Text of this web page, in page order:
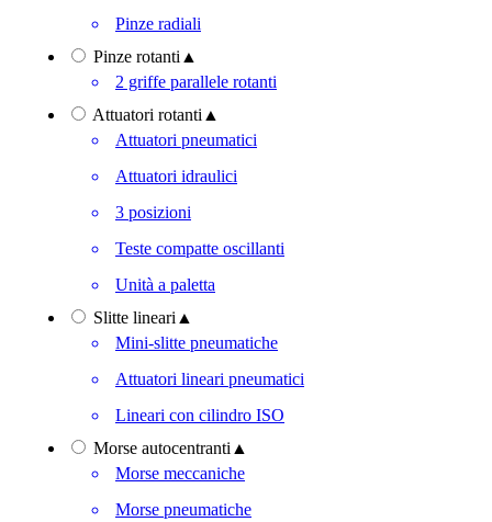
Pinze radiali
Pinze rotanti ▲
2 griffe parallele rotanti
Attuatori rotanti ▲
Attuatori pneumatici
Attuatori idraulici
3 posizioni
Teste compatte oscillanti
Unità a paletta
Slitte lineari ▲
Mini-slitte pneumatiche
Attuatori lineari pneumatici
Lineari con cilindro ISO
Morse autocentranti ▲
Morse meccaniche
Morse pneumatiche